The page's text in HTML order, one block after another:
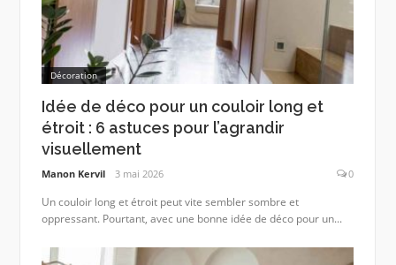
Décoration
Idée de déco pour un couloir long et
étroit : 6 astuces pour l’agrandir
visuellement
Manon Kervil 3 mai 2026 0
Un couloir long et étroit peut vite sembler sombre et
oppressant. Pourtant, avec une bonne idée de déco pour un...